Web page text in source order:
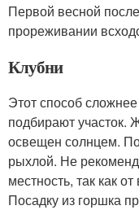
Первой весной
прореживании
Клубни
Этот способ
подбирают участок.
освещен солнцем.
рыхлой. Не
местность, так как
Посадку из горшка